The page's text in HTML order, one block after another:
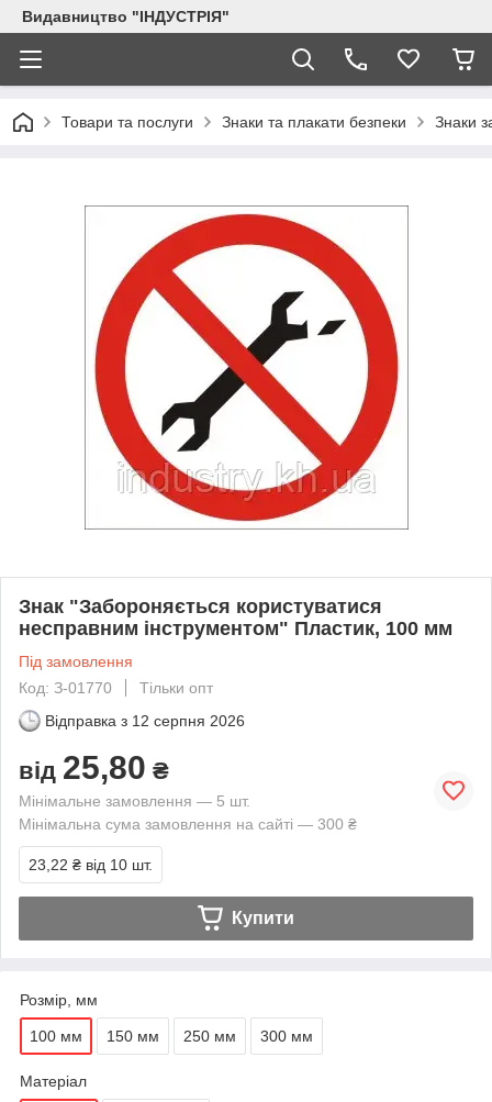
Видавництво "ІНДУСТРІЯ"
Товари та послуги Знаки та плакати безпеки Знаки
Знак "Забороняється користуватися
несправним інструментом" Пластик, 100 мм
Під замовлення
Код: З-01770
Тільки опт
Відправка з 12 серпня 2026
від 25,80 ₴
Мінімальне замовлення — 5 шт.
Мінімальна сума замовлення на сайті — 300 ₴
23,22 ₴ від 10 шт.
Купити
Розмір, мм
100 мм 150 мм 250 мм 300 мм
Матеріал